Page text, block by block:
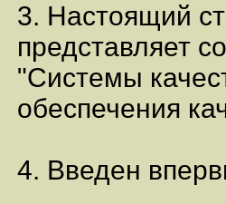
3. Настоящий
представляет
"Системы
обеспечения
4. Введен